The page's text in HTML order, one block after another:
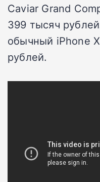
Caviar Grand
399 тысяч
обычный iPhone
рублей.